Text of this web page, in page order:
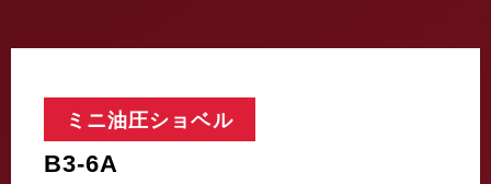
ミニ油圧ショベル
B3-6A